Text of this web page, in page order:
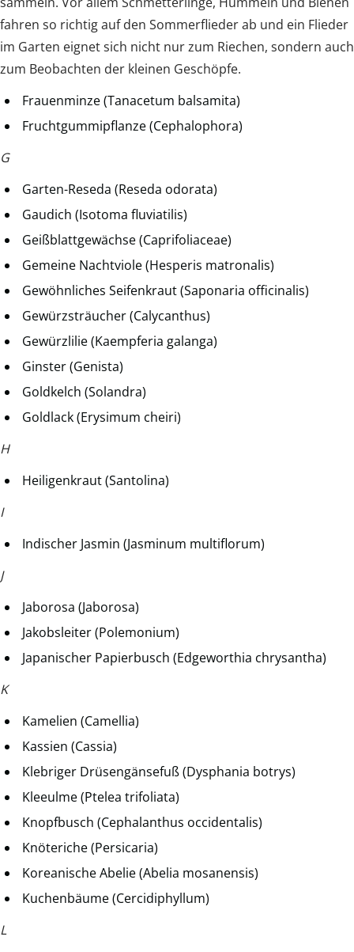
fahren so richtig auf den Sommerflieder ab und ein Flieder
im Garten eignet sich nicht nur zum Riechen, sondern auch
zum Beobachten der kleinen Geschöpfe.
Frauenminze (Tanacetum balsamita)
Fruchtgummipflanze (Cephalophora)
G
Garten-Reseda (Reseda odorata)
Gaudich (Isotoma fluviatilis)
Geißblattgewächse (Caprifoliaceae)
Gemeine Nachtviole (Hesperis matronalis)
Gewöhnliches Seifenkraut (Saponaria officinalis)
Gewürzsträucher (Calycanthus)
Gewürzlilie (Kaempferia galanga)
Ginster (Genista)
Goldkelch (Solandra)
Goldlack (Erysimum cheiri)
H
Heiligenkraut (Santolina)
I
Indischer Jasmin (Jasminum multiflorum)
J
Jaborosa (Jaborosa)
Jakobsleiter (Polemonium)
Japanischer Papierbusch (Edgeworthia chrysantha)
K
Kamelien (Camellia)
Kassien (Cassia)
Klebriger Drüsengänsefuß (Dysphania botrys)
Kleeulme (Ptelea trifoliata)
Knopfbusch (Cephalanthus occidentalis)
Knöteriche (Persicaria)
Koreanische Abelie (Abelia mosanensis)
Kuchenbäume (Cercidiphyllum)
L